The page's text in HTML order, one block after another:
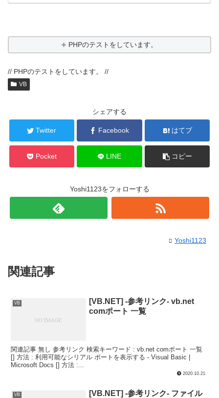
PHPのテストをしています。
// PHPのテストをしています。 //
VB
シェアする
Twitter Facebook はてブ
Pocket LINE コピー
Yoshi1123をフォローする
Yoshi1123
関連記事
VB
[VB.NET] -参考リンク- vb.net
comポート 一覧
関連記事 無し 参考リンク 検索キーワード : vb.net comポート 一覧
[] 方法 : 利用可能なシリアル ポートを表示する - Visual Basic |
Microsoft Docs [] 方法 :...
2020.10.21
VB
[VB.NET] -参考リンク- ファイル